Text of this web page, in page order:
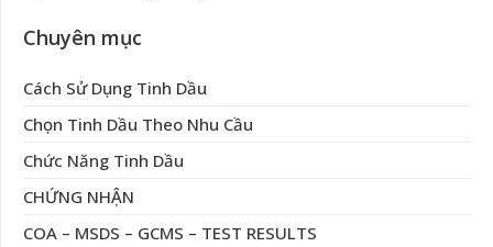
Chuyên mục
Cách Sử Dụng Tinh Dầu
Chọn Tinh Dầu Theo Nhu Cầu
Chức Năng Tinh Dầu
CHỨNG NHẬN
COA – MSDS – GCMS – TEST RESULTS